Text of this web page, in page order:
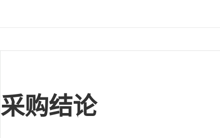
采购结论